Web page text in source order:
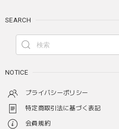
SEARCH
NOTICE
プライバシーポリシー
特定商取引法に基づく表記
会員規約